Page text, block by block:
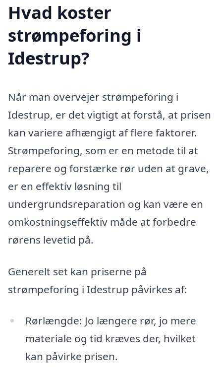
Hvad koster
strømpeforing i
Idestrup?
Når man overvejer strømpeforing i
Idestrup, er det vigtigt at forstå, at prisen
kan variere afhængigt af flere faktorer.
Strømpeforing, som er en metode til at
reparere og forstærke rør uden at grave,
er en effektiv løsning til
undergrundsreparation og kan være en
omkostningseffektiv måde at forbedre
rørens levetid på.
Generelt set kan priserne på
strømpeforing i Idestrup påvirkes af:
Rørlængde: Jo længere rør, jo mere
materiale og tid kræves der, hvilket
kan påvirke prisen.